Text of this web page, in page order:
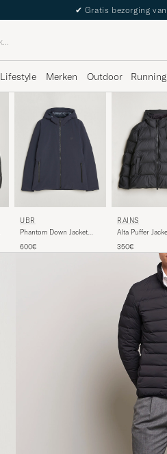
The Care of
Lifestyle Merken Outdoor Running
UBR
Phantom Down Jacket
600€
RAINS
Alta Puffer
350€